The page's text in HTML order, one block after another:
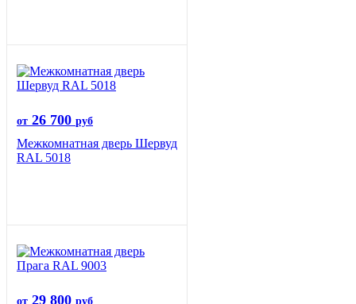
от 26 700 руб
Межкомнатная дверь Шервуд
RAL 5018
от 29 800 руб